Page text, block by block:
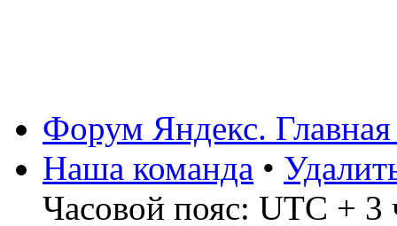
Форум Яндекс.
Наша команда •
Часовой пояс: UTC + 3